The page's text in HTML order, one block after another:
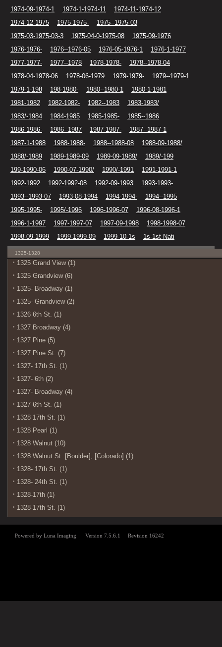
1974-09-1974-1
1974-1-1974-11
1974-11-1974-12
1974-12-1975
1975-1975-
1975--1975-03
1975-03-1975-03-3
1975-04-0-1975-08
1975-09-1976
1976-1976-
1976--1976-05 1976-05-1976-1
1976-1-1977
1977-1977-
1977--1978 1978-1978-
1978--1978-04
1978-04-1978-06
1978-06-1979 1979-1979-
1979--1979-1
1979-1-198
198-1980- 1980--1980-1
1980-1-1981
1981-1982
1982-1982- 1982--1983
1983-1983/
1983/-1984
1984-1985 1985-1985-
1985--1986
1986-1986-
1986--1987 1987-1987-
1987--1987-1
1987-1-1988
1988-1988- 1988--1988-08
1988-09-1988/
1988/-1989
1989-1989-09 1989-09-1989/
1989/-199
199-1990-06
1990-07-1990/ 1990/-1991
1991-1991-1
1992-1992
1992-1992-08 1992-09-1993
1993-1993-
1993--1993-07
1993-08-1994 1994-1994-
1994--1995
1995-1995-
1995/-1996 1996-1996-07
1996-08-1996-1
1996-1-1997
1997-1997-07 1997-09-1998
1998-1998-07
1998-09-1999
1999-1999-09 1999-10-1s 1s-1st Nati
1325-1328
1325 Grand View (1)
1325 Grandview (6)
1325- Broadway (1)
1325- Grandview (2)
1326 6th St. (1)
1327 Broadway (4)
1327 Pine (5)
1327 Pine St. (7)
1327- 17th St. (1)
1327- 6th (2)
1327- Broadway (4)
1327-6th St. (1)
1328 17th St. (1)
1328 Pearl (1)
1328 Walnut (10)
1328 Walnut St. [Boulder], [Colorado] (1)
1328- 17th St. (1)
1328- 24th St. (1)
1328-17th (1)
1328-17th St. (1)